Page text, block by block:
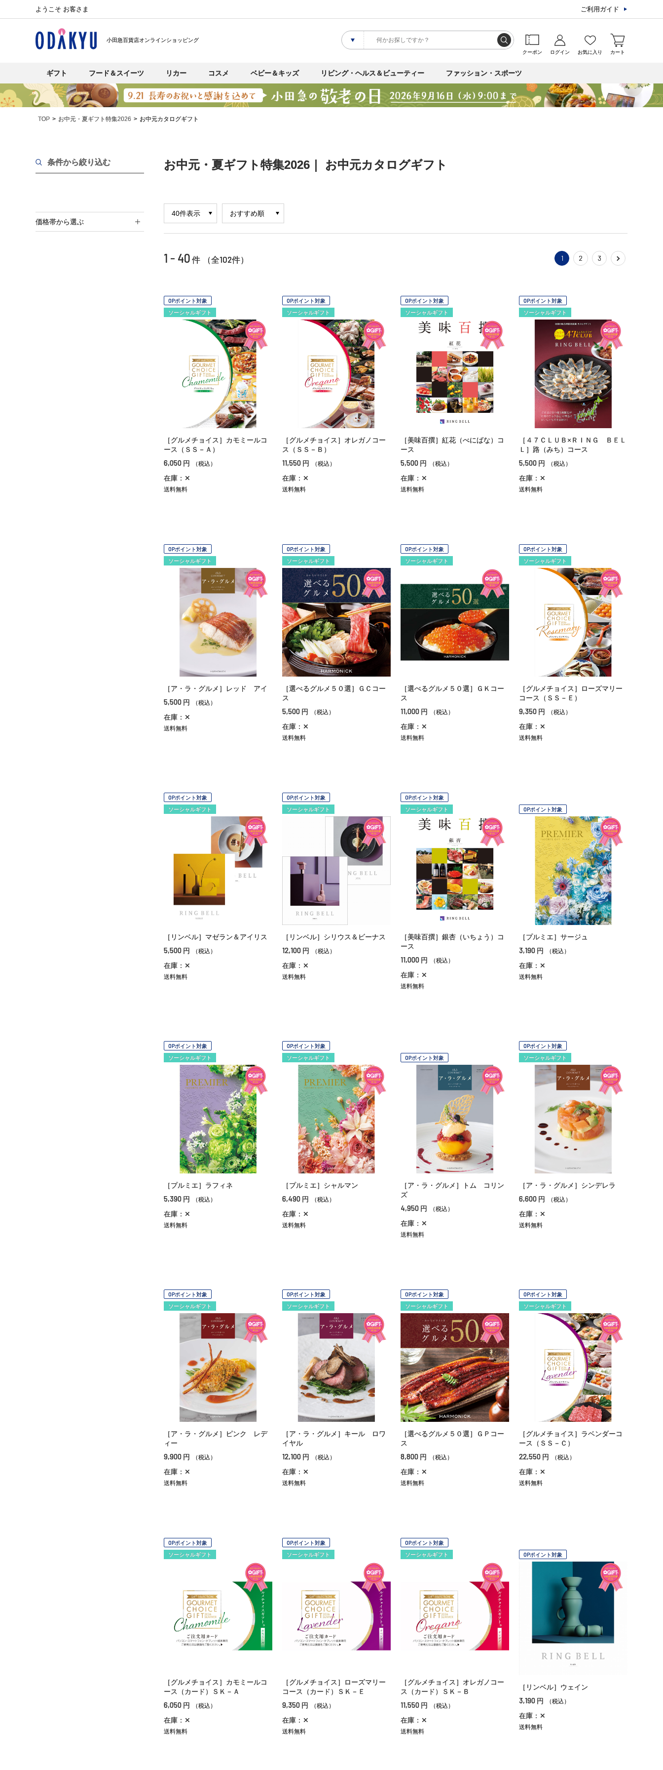
ようこそ お客さま ご利用ガイド
小田急百貨店オンラインショッピング
クーポン ログイン お気に入り カート
ギフト フード＆スイーツ リカー コスメ ベビー＆キッズ リビング・ヘルス＆ビューティー ファッション・スポーツ
TOP お中元・夏ギフト特集2026 お中元カタログギフト
条件から絞り込む
価格帯から選ぶ
お中元・夏ギフト特集2026｜ お中元カタログギフト
1 - 40 件 （全102件） 1 2 3
OPポイント対象
ソーシャルギフト
［グルメチョイス］カモミールコ
ース（ＳＳ－Ａ）
6,050 円 （税込）
在庫：✕
送料無料
OPポイント対象
ソーシャルギフト
［グルメチョイス］オレガノコー
ス（ＳＳ－Ｂ）
11,550 円 （税込）
在庫：✕
送料無料
OPポイント対象
ソーシャルギフト
［美味百撰］紅花（べにばな）コ
ース
5,500 円 （税込）
在庫：✕
送料無料
OPポイント対象
ソーシャルギフト
［４７ＣＬＵＢ×ＲＩＮＧ ＢＥＬ
Ｌ］路（みち）コース
5,500 円 （税込）
在庫：✕
送料無料
OPポイント対象
ソーシャルギフト
［ア・ラ・グルメ］レッド アイ
5,500 円 （税込）
在庫：✕
送料無料
OPポイント対象
ソーシャルギフト
［選べるグルメ５０選］ＧＣコー
ス
5,500 円 （税込）
在庫：✕
送料無料
OPポイント対象
ソーシャルギフト
［選べるグルメ５０選］ＧＫコー
ス
11,000 円 （税込）
在庫：✕
送料無料
OPポイント対象
ソーシャルギフト
［グルメチョイス］ローズマリー
コース（ＳＳ－Ｅ）
9,350 円 （税込）
在庫：✕
送料無料
OPポイント対象
ソーシャルギフト
［リンベル］マゼラン＆アイリス
5,500 円 （税込）
在庫：✕
送料無料
OPポイント対象
ソーシャルギフト
［リンベル］シリウス＆ビーナス
12,100 円 （税込）
在庫：✕
送料無料
OPポイント対象
ソーシャルギフト
［美味百撰］銀杏（いちょう）コ
ース
11,000 円 （税込）
在庫：✕
送料無料
OPポイント対象
［プルミエ］サージュ
3,190 円 （税込）
在庫：✕
送料無料
OPポイント対象
ソーシャルギフト
［プルミエ］ラフィネ
5,390 円 （税込）
在庫：✕
送料無料
OPポイント対象
ソーシャルギフト
［プルミエ］シャルマン
6,490 円 （税込）
在庫：✕
送料無料
OPポイント対象
［ア・ラ・グルメ］トム コリン
ズ
4,950 円 （税込）
在庫：✕
送料無料
OPポイント対象
ソーシャルギフト
［ア・ラ・グルメ］シンデレラ
6,600 円 （税込）
在庫：✕
送料無料
OPポイント対象
ソーシャルギフト
［ア・ラ・グルメ］ピンク レデ
ィー
9,900 円 （税込）
在庫：✕
送料無料
OPポイント対象
ソーシャルギフト
［ア・ラ・グルメ］キール ロワ
イヤル
12,100 円 （税込）
在庫：✕
送料無料
OPポイント対象
ソーシャルギフト
［選べるグルメ５０選］ＧＰコー
ス
8,800 円 （税込）
在庫：✕
送料無料
OPポイント対象
ソーシャルギフト
［グルメチョイス］ラベンダーコ
ース（ＳＳ－Ｃ）
22,550 円 （税込）
在庫：✕
送料無料
OPポイント対象
ソーシャルギフト
［グルメチョイス］カモミールコ
ース（カード）ＳＫ－Ａ
6,050 円 （税込）
在庫：✕
送料無料
OPポイント対象
ソーシャルギフト
［グルメチョイス］ローズマリー
コース（カード）ＳＫ－Ｅ
9,350 円 （税込）
在庫：✕
送料無料
OPポイント対象
ソーシャルギフト
［グルメチョイス］オレガノコー
ス（カード）ＳＫ－Ｂ
11,550 円 （税込）
在庫：✕
送料無料
OPポイント対象
［リンベル］ウェイン
3,190 円 （税込）
在庫：✕
送料無料